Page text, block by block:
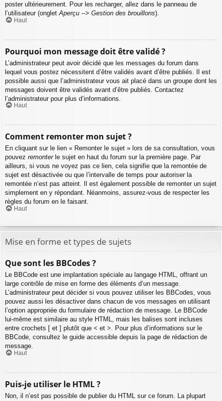
poster ultérieurement. Pour les recharger, allez dans le panneau de
l’utilisateur (ongletAperçu --> Gestion des brouillons).
Haut
Pourquoi mon message doit être validé ?
L’administrateur peut avoir décidé que les messages du forum dans
lequel vous postez nécessitent d’être validés avant d’être publiés. Il est
possible aussi que l’administrateur vous ait placé dans un groupe dont les
messages doivent être validés avant d’être publiés. Contactez
l’administrateur pour plus d’informations.
Haut
Comment remonter mon sujet ?
En cliquant sur le lien « Remonter le sujet » lors de sa consultation, vous
pouvez remonterle sujet en haut du forum sur la première page. Par
ailleurs, si vous ne voyez pas ce lien, cela signifie que la remontée de
sujet est désactivée ou que l’intervalle de temps pour autoriser la
remontée n’est pas atteint. Il est également possible de remonter un sujet
simplement en y répondant. Néanmoins, assurez-vous de respecter les
règles du forum en le faisant.
Haut
Mise en forme et types de sujets
Que sont les BBCodes ?
Le BBCode est une implantation spéciale au langage HTML, offrant un
large contrôle de mise en forme des éléments d’un message.
L’administrateur peut décider si vous pouvez utiliser les BBCodes, vous
pouvez aussi les désactiver dans chacun de vos messages en utilisant
l’option appropriée du formulaire de rédaction de message. Le BBCode
lui-même est similaire au style HTML, mais les balises sont incluses
entre crochets [ et ] plutôt que < et >. Pour plus d’informations sur le
BBCode, consultez le guide accessible depuis la page de rédaction de
message.
Haut
Puis-je utiliser le HTML ?
Non, il n’est pas possible de publier du HTML sur ce forum. La plupart